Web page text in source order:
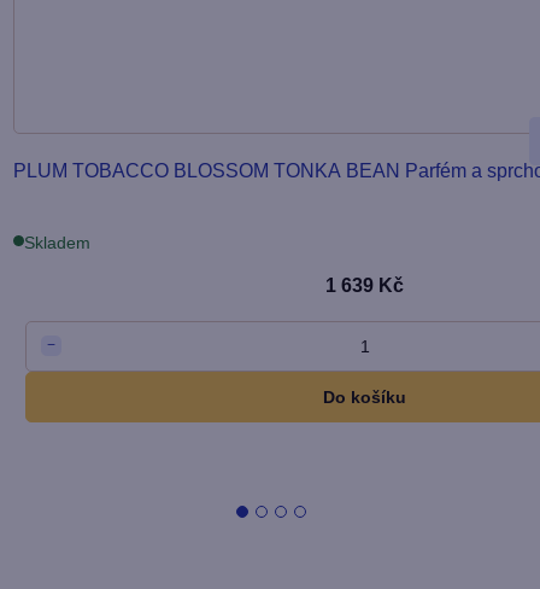
PLUM TOBACCO BLOSSOM TONKA BEAN Parfém a
Skladem
1 639 Kč
− 1
Do košíku